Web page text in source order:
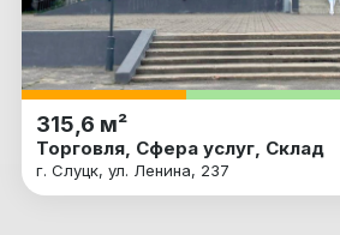
315,6 м²
Торговля, Сфера услуг, Склад
г. Слуцк, ул. Ленина, 237